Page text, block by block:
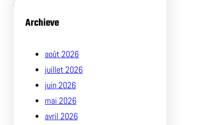
Archieve
août 2026
juillet 2026
juin 2026
mai 2026
avril 2026